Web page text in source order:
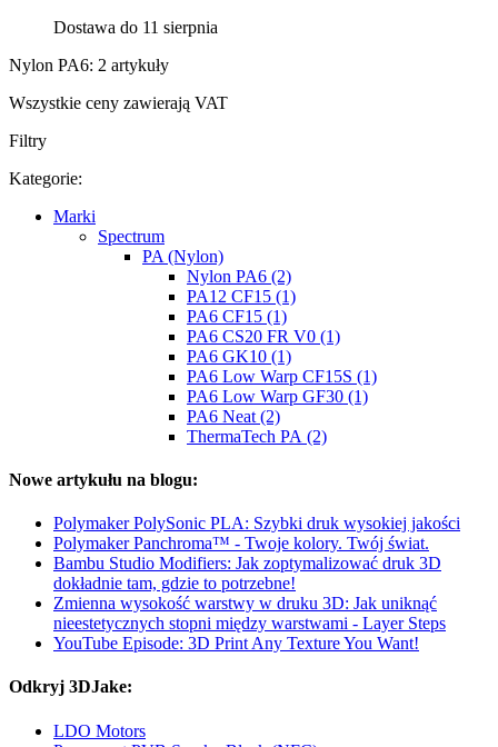
Dostawa do 11 sierpnia
Nylon PA6: 2 artykuły
Wszystkie ceny zawierają VAT
Filtry
Kategorie:
Marki
Spectrum
PA (Nylon)
Nylon PA6 (2)
PA12 CF15 (1)
PA6 CF15 (1)
PA6 CS20 FR V0 (1)
PA6 GK10 (1)
PA6 Low Warp CF15S (1)
PA6 Low Warp GF30 (1)
PA6 Neat (2)
ThermaTech PA (2)
Nowe artykułu na blogu:
Polymaker PolySonic PLA: Szybki druk wysokiej jakości
Polymaker Panchroma™ - Twoje kolory. Twój świat.
Bambu Studio Modifiers: Jak zoptymalizować druk 3D
dokładnie tam, gdzie to potrzebne!
Zmienna wysokość warstwy w druku 3D: Jak uniknąć
nieestetycznych stopni między warstwami - Layer Steps
YouTube Episode: 3D Print Any Texture You Want!
Odkryj 3DJake:
LDO Motors